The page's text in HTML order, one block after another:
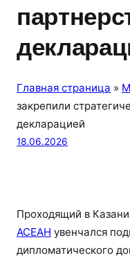
Главная страница »
закрепили
декларацией
18.06.2026
Проходящий в
АСЕАН увенчался
дипломатического